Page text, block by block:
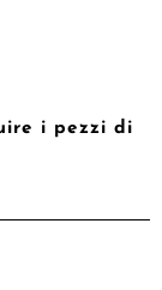
i pezzi di